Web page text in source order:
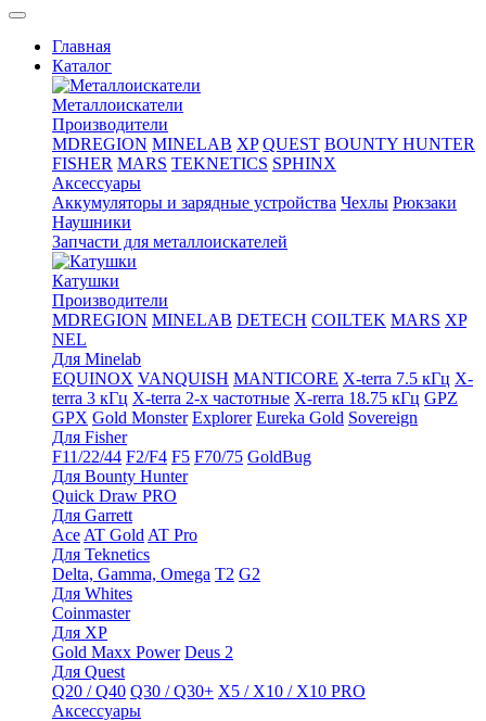
Главная
Каталог
Металлоискатели
Производители
MDREGION MINELAB XP QUEST BOUNTY HUNTER
FISHER MARS TEKNETICS SPHINX
Аксессуары
Аккумуляторы и зарядные устройства Чехлы Рюкзаки
Наушники
Запчасти для металлоискателей
Катушки
Производители
MDREGION MINELAB DETECH COILTEK MARS XP
NEL
Для Minelab
EQUINOX VANQUISH MANTICORE X-terra 7.5 кГц X-
terra 3 кГц X-terra 2-х частотные X-rerra 18.75 кГц GPZ
GPX Gold Monster Explorer Eureka Gold Sovereign
Для Fisher
F11/22/44 F2/F4 F5 F70/75 GoldBug
Для Bounty Hunter
Quick Draw PRO
Для Garrett
Ace AT Gold AT Pro
Для Teknetics
Delta, Gamma, Omega Т2 G2
Для Whites
Coinmaster
Для XP
Gold Maxx Power Deus 2
Для Quest
Q20 / Q40 Q30 / Q30+ X5 / X10 / X10 PRO
Аксессуары